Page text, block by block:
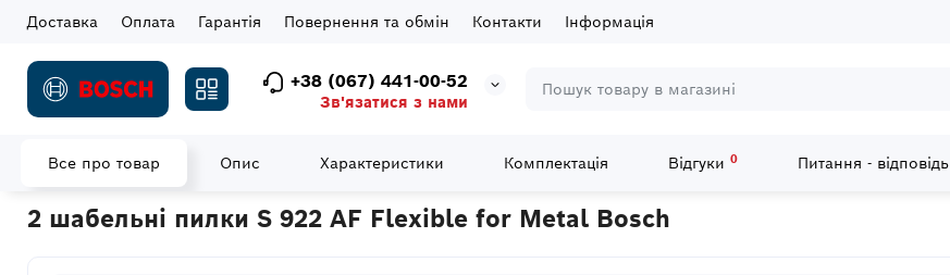
Доставка Оплата Гарантія Повернення та обмін Контакти Інформація
+38 (067) 441-00-52
Зв'язатися з нами
Все про товар Опис Характеристики Комплектація Відгуки 0 Питання - відповідь
Головна Витратні матеріали Полотна для шабельних пил 2 шабельні пилки S 922 AF Flexible for Metal Bosch
2 шабельні пилки S 922 AF Flexible for Metal Bosch